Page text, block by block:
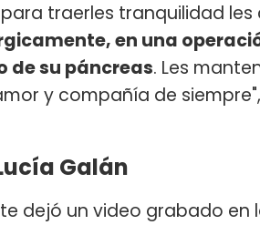
traerles tranquilidad
en una
de su páncreas. Les
y compañía de
Galán
dejó un video grabado